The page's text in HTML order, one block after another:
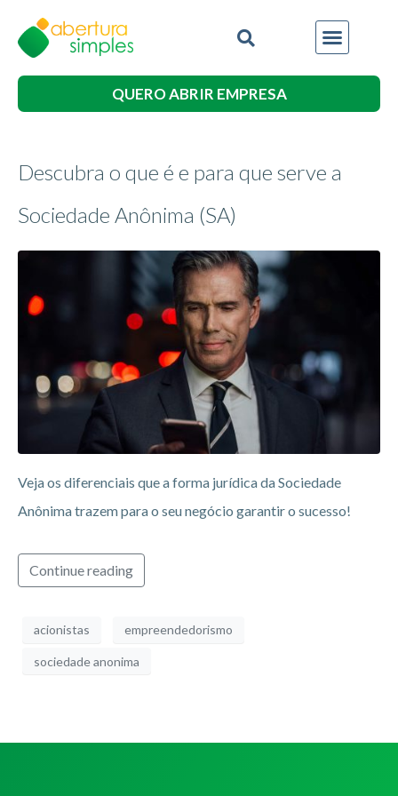
QUERO ABRIR EMPRESA
Descubra o que é e para que serve a
Sociedade Anônima (SA)
Veja os diferenciais que a forma jurídica da Sociedade
Anônima trazem para o seu negócio garantir o sucesso!
Continue reading
acionistas empreendedorismo
sociedade anonima